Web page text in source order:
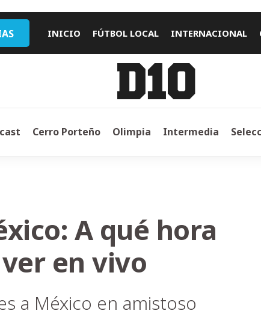
INICIO FÚTBOL LOCAL INTERNACIONAL
Cerro Porteño Olimpia Intermedia
A qué hora
en vivo
a México en amistoso